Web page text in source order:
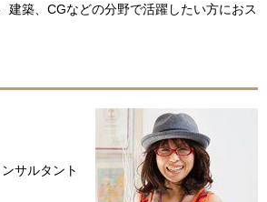
建築、CGなどの分野で活躍したい方におス
サルタント